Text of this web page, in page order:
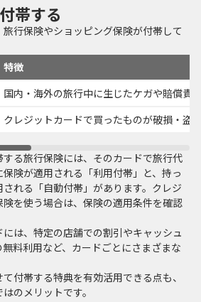
帯する
行保険やショッピング保険が付帯して
特徴
国内・海外の旅行中に生じたケガや賠償責
クレジットカードで買ったものが破損・盗
る旅行保険には、そのカードで旅行代
険が適用される「利用付帯」と、持っ
れる「自動付帯」があります。クレジ
を使う場合は、保険の適用条件を確認
は、特定の店舗での割引やキャッシュ
料利用など、カードごとにさまざまな
付帯する特典を有効活用できる点も、
のメリットです。